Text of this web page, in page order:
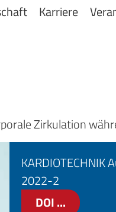
Karriere
KARDIOTECHNIK
2022-2
DOI ...